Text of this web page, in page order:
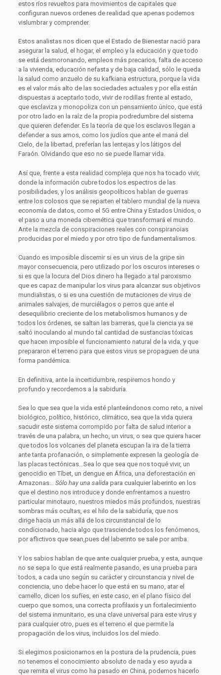
estos ríos revueltos para movimientos de capitales que
configuran nuevos ordenes de realidad que apenas podemos
vislumbrar y comprender.
Estos analistas nos dicen que el Estado de Bienestar nació para
asegurar la salud, el hogar, el empleo y la educación y que todo
se está desmoronando, empleos más precarios, falta de acceso
a la vivienda, educación nefasta y de baja calidad, sólo le queda
la salud como anzuelo de su kafkiana estructura, porque la vida
es el valor más alto de las sociedades actuales y por ella están
dispuestas a aceptarlo todo, vivir de rodillas frente al estado,
que esclaviza y monopoliza con un pensamiento único, que está
por otro lado en la raíz de la propia podredumbre del sistema
que quieren defender. Es la teoría de que los esclavos llegan a
defender a sus amos, como los judíos que ante el maná del
Cielo, de la libertad, preferían las lentejas y los látigos del
Faraón. Olvidando que eso no se puede llamar vida.
Así que, frente a esta realidad compleja que nos ha tocado vivir,
donde la información cubre todos los espectros de las
posibilidades, y los análisis geopolíticos hablan de guerras
entre los colosos que se reparten el tablero mundial de la nueva
economía de datos, como el 5G entre China y Estados Unidos, o
el paso a una moneda cibernética que transformará el mundo.
Ante la mezcla de conspiraciones reales con conspiranoias
producidas por el miedo y por otro tipo de fundamentalismos.
Cuando es imposible discernir si es un virus de la gripe sin
mayor consecuencia, pero utilizado por los oscuros intereses o
si es que la locura del Dios dinero ha llegado a tal paroxismo
que es capaz de manipular los virus para alcanzar sus objetivos
mundialistas, o si es una cuestión de mutaciones de virus de
animales salvajes, de murciélagos o perros que ante el
desequilibrio creciente de los metabolismos humanos y de
todos los órdenes, se saltan las barreras, que la ciencia ya se
saltó inoculando al mundo tal cantidad de sustancias tóxicas
que hacen imposible el funcionamiento natural de la vida, y que
prepararon el terreno para que estos virus se propaguen de una
forma pandémica.
En definitiva, ante la incertidumbre, respiremos hondo y
profundo y recordemos a la sabiduría.
Sea lo que sea que la vida esté planteándonos como reto, a nivel
biológico, político, histórico, climático, sea que la vida quiera
sacudir este sistema corrompido por falta de salud interior a
través de una palabra, un hecho, un virus, o sea que quiera hacer
que todos los volcanes del planeta escupan la ira de la tierra
ante tanta profanación, o simplemente expresen la geología de
las placas tectónicas…Sea lo que sea que nos toqué vivir, un
genocidio en Tíbet, un dengue en África, una deforestación en
Amazonas… Sólo hay una salida para cualquier laberinto en los
que el destino nos introduce y donde enfrentamos a nuestro
particular minotauro, nuestros miedos más profundos, nuestras
sombras más ocultas, es el hilo de la sabiduría, que nos
dirige hacia un más allá de los circunstancial de lo
condicionado, hacia algo que trasciende todos los fenómenos,
por aflictivos que sean,pues del laberinto se sale por arriba.
Y los sabios hablan de que ante cualquier prueba, y esta, aunque
no se sepa lo que está realmente pasando, es una prueba para
todos, a cada uno según su carácter y circunstancia y nivel de
conciencia, uno debe hacer lo que está en su mano, atar el
camello, dicen los sufíes, en este caso, en el plano físico del
cuerpo que somos, una correcta profilaxis y un fortalecimiento
del sistema inmunitario, es una clave universal para este virus y
para cualquier otro, pues es el terreno el que permite la
propagación de los virus, incluidos los del miedo.
Si elegimos posicionarnos en la postura de la prudencia, pues
no tenemos el conocimiento absoluto de nada y eso ayuda a
que remita el virus como ha pasado en China, podemos hacerlo